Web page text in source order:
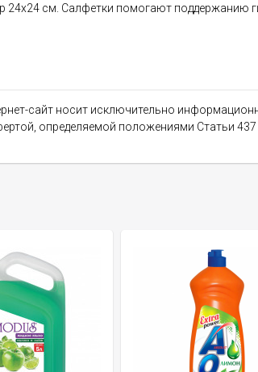
24х24 см. Салфетки помогают поддержанию
сайт носит исключительно
определяемой положениями Статьи 437